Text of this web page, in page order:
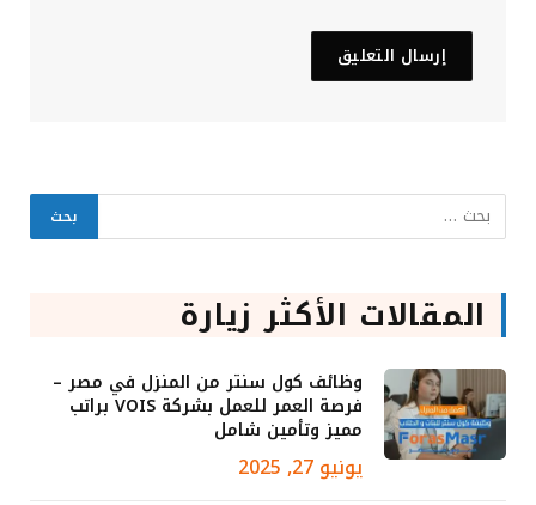
المقالات الأكثر زيارة
وظائف كول سنتر من المنزل في مصر –
فرصة العمر للعمل بشركة VOIS براتب
مميز وتأمين شامل
يونيو 27, 2025